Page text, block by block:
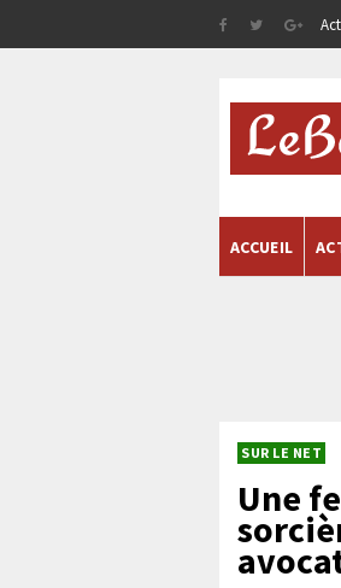
ACCUEIL
SUR LE NET
Une